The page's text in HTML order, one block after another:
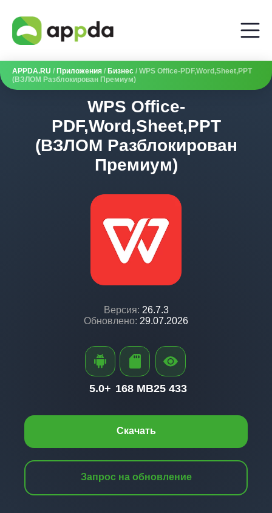
APPDA.RU / Приложения / Бизнес / WPS Office-PDF,Word,Sheet,PPT
(ВЗЛОМ Разблокирован Премиум)
WPS Office-
PDF,Word,Sheet,PPT
(ВЗЛОМ Разблокирован
Премиум)
Версия: 26.7.3
Обновлено: 29.07.2026
Скачать
Запрос на обновление
5.0+ 168 MB25 433